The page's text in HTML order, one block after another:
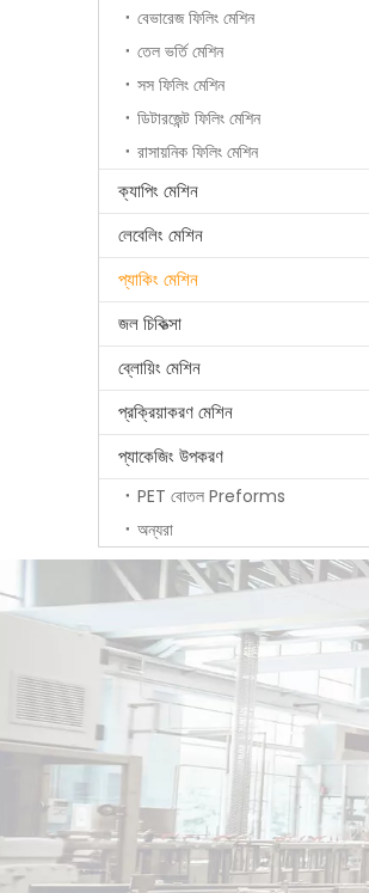
বেভারেজ ফিলিং মেশিন
তেল ভর্তি মেশিন
সস ফিলিং মেশিন
ডিটারজেন্ট ফিলিং মেশিন
রাসায়নিক ফিলিং মেশিন
ক্যাপিং মেশিন
লেবেলিং মেশিন
প্যাকিং মেশিন
জল চিকিত্সা
ব্লোয়িং মেশিন
প্রক্রিয়াকরণ মেশিন
প্যাকেজিং উপকরণ
PET বোতল Preforms
অন্যরা